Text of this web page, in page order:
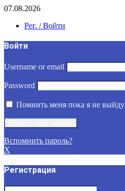
07.08.2026
Рег. / Войти
Войти
Username or email
Password
Помнить меня пока я не выйду
Вспомнить пароль?
X
Регистрация